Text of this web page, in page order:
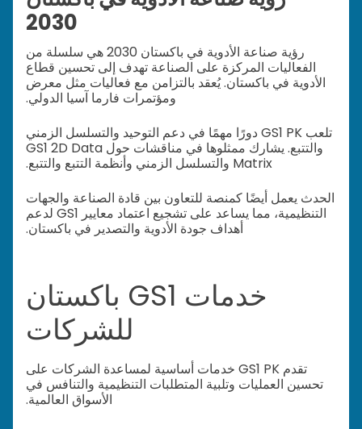
2030
رؤية صناعة الأدوية في باكستان 2030 هي سلسلة من
الفعاليات المركزة على الصناعة تهدف إلى تحسين قطاع
الأدوية في باكستان. يُعقد بالتزامن مع فعاليات مثل معرض
ومؤتمرات فارما آسيا الدولي.
تلعب GS1 PK دورًا مهمًا في دعم التوحيد والتسلسل الزمني
والتتبع. يشارك ممثلوها في مناقشات حول GS1 2D Data
Matrix والتسلسل الزمني وأنظمة التتبع والتتبع.
الحدث يعمل أيضًا كمنصة للتعاون بين قادة الصناعة والجهات
التنظيمية، مما يساعد على تشجيع اعتماد معايير GS1 لدعم
أهداف جودة الأدوية والتصدير في باكستان.
خدمات GS1 باكستان
للشركات
تقدم GS1 PK خدمات أساسية لمساعدة الشركات على
تحسين العمليات وتلبية المتطلبات التنظيمية والتنافس في
الأسواق العالمية.